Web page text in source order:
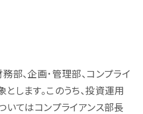
部、企画･管理部、コンプライ
します。このうち、投資運用
いてはコンプライアンス部長